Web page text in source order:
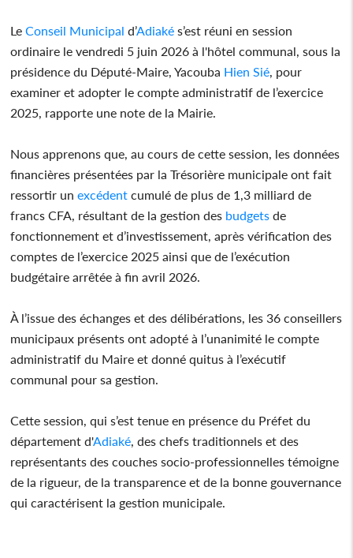
LeConseil Municipal d’Adiaké s’est réuni en session
ordinaire le vendredi 5 juin 2026 à l'hôtel communal, sous la
présidence du Député-Maire, Yacouba Hien Sié , pour
examiner et adopter le compte administratif de l’exercice
2025, rapporte une note de la Mairie.
Nous apprenons que, au cours de cette session, les données
financières présentées par la Trésorière municipale ont fait
ressortir unexcédent cumulé de plus de 1,3 milliard de
francs CFA, résultant de la gestion des budgets de
fonctionnement et d’investissement, après vérification des
comptes de l’exercice 2025 ainsi que de l’exécution
budgétaire arrêtée à fin avril 2026.
À l’issue des échanges et des délibérations, les 36 conseillers
municipaux présents ont adopté à l’unanimité le compte
administratif du Maire et donné quitus à l’exécutif
communal pour sa gestion.
Cette session, qui s’est tenue en présence du Préfet du
département d'Adiaké , des chefs traditionnels et des
représentants des couches socio-professionnelles témoigne
de la rigueur, de la transparence et de la bonne gouvernance
qui caractérisent la gestion municipale.